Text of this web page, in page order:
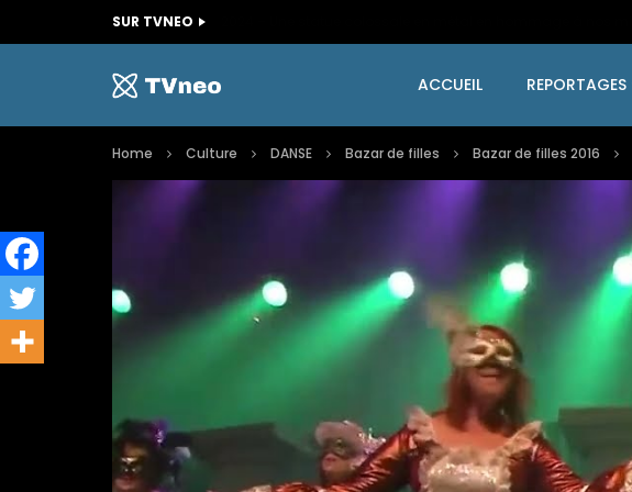
SUR TVNEO
ACCUEIL REPORTAGES
Home Culture DANSE Bazar de filles Bazar de filles 2016